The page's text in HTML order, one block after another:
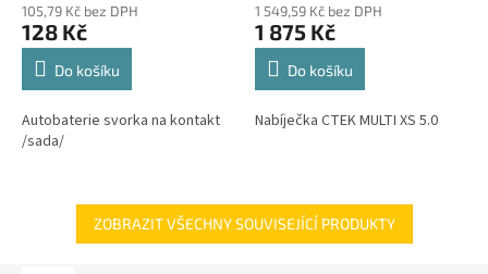
105,79 Kč bez DPH
128 Kč
Do košíku
Autobaterie svorka na kontakt
/sada/
1 549,59 Kč bez DPH
1 875 Kč
Do košíku
Nabíječka CTEK MULTI XS 5.0
ZOBRAZIT VŠECHNY SOUVISEJÍCÍ PRODUKTY